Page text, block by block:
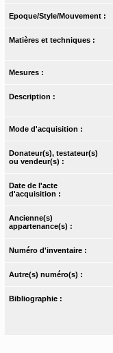
Epoque/Style/Mouvement :
Matières et techniques :
Mesures :
Description :
Mode d'acquisition :
Donateur(s), testateur(s)
ou vendeur(s) :
Date de l'acte
d'acquisition :
Ancienne(s)
appartenance(s) :
Numéro d'inventaire :
Autre(s) numéro(s) :
Bibliographie :